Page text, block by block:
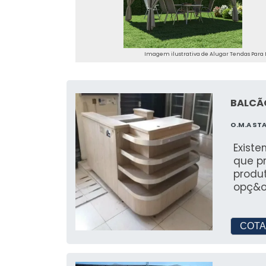
Nossa equipe dedicada oferece
CLIENTES QUE
Trabalhamos com diversas
eventos.
Histórias de Sucesso
Descubra histórias de sucesso de
FAÇA SEU
ONLINE
Imagem ilustrativa de Alugar Tendas Para
O.M.A
que